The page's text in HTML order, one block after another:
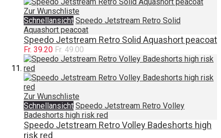
Zur Wunschliste
Schnellansicht Speedo Jetstream Retro Solid
Aquashort peacoat
Speedo Jetstream Retro Solid Aquashort peacoat
Fr. 39.20 Fr. 49.00
Zur Wunschliste
Schnellansicht Speedo Jetstream Retro Volley
Badeshorts high risk red
Speedo Jetstream Retro Volley Badeshorts high
risk red